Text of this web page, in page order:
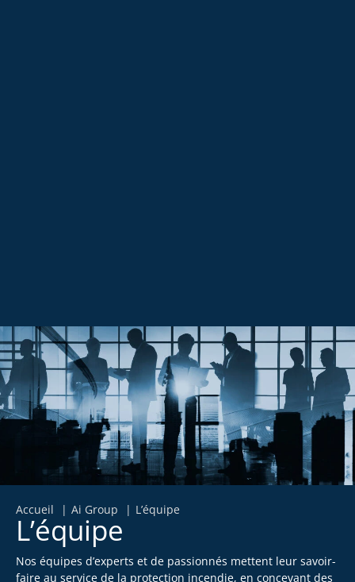
Accueil Ai Group L’équipe
L’équipe
Nos équipes d’experts et de passionnés mettent leur savoir-
faire au service de la protection incendie, en concevant des